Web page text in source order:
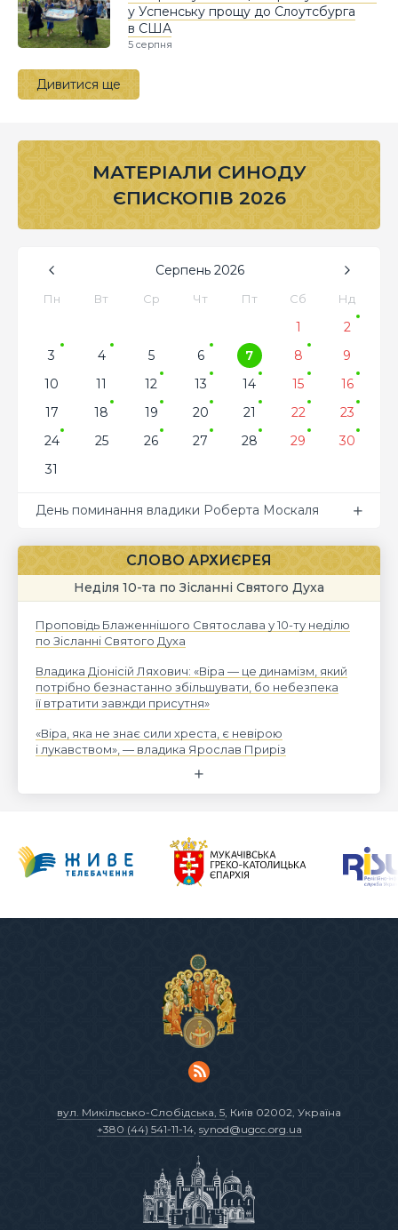
у Успенську прощу до Слоутсбурга
в США
5 серпня
Дивитися ще
МАТЕРІАЛИ СИНОДУ
ЄПИСКОПІВ 2026
Серпень 2026
Пн Вт Ср Чт Пт Сб Нд
1
2
3
4 5 6 7 8
9
10
11 12 13 14 15
16
17
18 19 20 21 22
23
24
25 26 27 28 29
30
31
День поминання владики Роберта Москаля
СЛОВО АРХИЄРЕЯ
Неділя 10-та по Зісланні Святого Духа
Проповідь Блаженнішого Святослава у 10-ту неділю
по Зісланні Святого Духа
Владика Діонісій Ляхович: «Віра — це динамізм, який
потрібно безнастанно збільшувати, бо небезпека
її втратити завжди присутня»
«Віра, яка не знає сили хреста, є невірою
і лукавством», — владика Ярослав Приріз
вул. Микільсько-Слобідська, 5 , Київ 02002, Україна
+380 (44) 541-11-14, synod@ugcc.org.ua